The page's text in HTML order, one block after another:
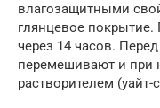
влагозащитными
глянцевое
через 14 часов.
перемешивают и при
растворителем (уайт-